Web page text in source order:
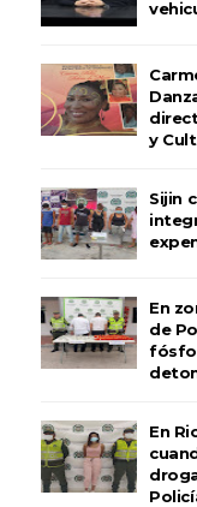
y
Sijin
En
de
En